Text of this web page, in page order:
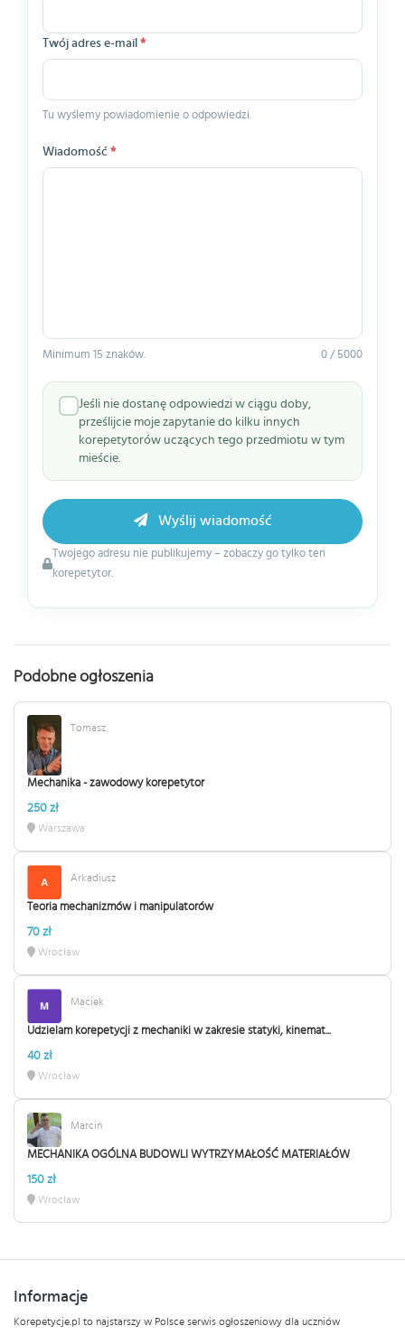
Twój adres e-mail *
Tu wyślemy powiadomienie o odpowiedzi.
Wiadomość *
Minimum 15 znaków. 0 / 5000
Jeśli nie dostanę odpowiedzi w ciągu doby,
prześlijcie moje zapytanie do kilku innych
korepetytorów uczących tego przedmiotu w tym
mieście.
Twojego adresu nie publikujemy – zobaczy go tylko ten
korepetytor.
Wyślij wiadomość
Podobne ogłoszenia
Tomasz
Mechanika - zawodowy korepetytor
250 zł
Warszawa
Arkadiusz
Teoria mechanizmów i manipulatorów
70 zł
Wrocław
Maciek
Udzielam korepetycji z mechaniki w zakresie statyki, kinemat...
40 zł
Wrocław
Marcin
MECHANIKA OGÓLNA BUDOWLI WYTRZYMAŁOŚĆ MATERIAŁÓW
150 zł
Wrocław
Informacje
Korepetycje.pl to najstarszy w Polsce serwis ogłoszeniowy dla uczniów